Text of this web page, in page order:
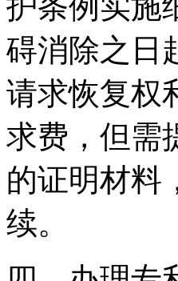
碍消除之日
请求恢复权
求费，但需
的证明材料
续。